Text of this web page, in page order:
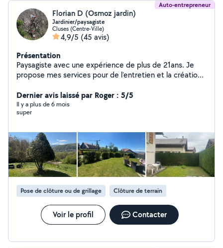
Auto-entrepreneur
Florian D (Osmoz jardin)
Jardinier/paysagiste
Cluses (Centre-Ville)
4,9/5 (45 avis)
Présentation
Paysagiste avec une expérience de plus de 21ans. Je
propose mes services pour de l'entretien et la création.
pour évacuer les déchets . Je suis spécialisé dans le soin
des plantes , les clôtures et les projets vegetalisés avec
plan 3D listing et accompagnement dans vos projets .
Dernier avis laissé par Roger : 5/5
Il y a plus de 6 mois
super
Pose de clôture ou de grillage Clôture de terrain
Voir le profil Contacter